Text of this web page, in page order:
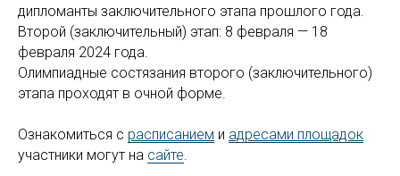
дипломанты заключительного этапа прошлого года.
Второй (заключительный) этап: 8 февраля — 18
февраля 2024 года.
Олимпиадные состязания второго (заключительного)
этапа проходят в очной форме.
Ознакомиться с расписанием и адресами площадок
участники могут на сайте.